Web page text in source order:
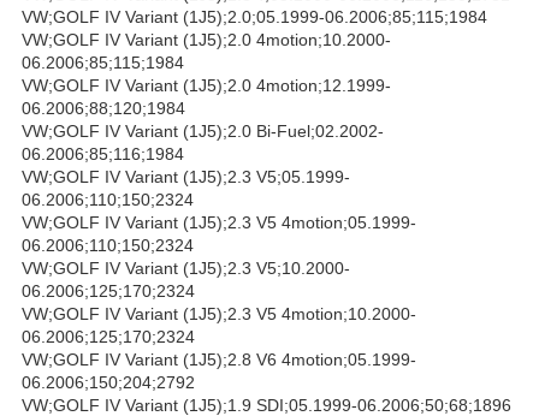
VW;GOLF IV Variant (1J5);2.0;05.1999-06.2006;85;115;1984
VW;GOLF IV Variant (1J5);2.0 4motion;10.2000-
06.2006;85;115;1984
VW;GOLF IV Variant (1J5);2.0 4motion;12.1999-
06.2006;88;120;1984
VW;GOLF IV Variant (1J5);2.0 Bi-Fuel;02.2002-
06.2006;85;116;1984
VW;GOLF IV Variant (1J5);2.3 V5;05.1999-
06.2006;110;150;2324
VW;GOLF IV Variant (1J5);2.3 V5 4motion;05.1999-
06.2006;110;150;2324
VW;GOLF IV Variant (1J5);2.3 V5;10.2000-
06.2006;125;170;2324
VW;GOLF IV Variant (1J5);2.3 V5 4motion;10.2000-
06.2006;125;170;2324
VW;GOLF IV Variant (1J5);2.8 V6 4motion;05.1999-
06.2006;150;204;2792
VW;GOLF IV Variant (1J5);1.9 SDI;05.1999-06.2006;50;68;1896